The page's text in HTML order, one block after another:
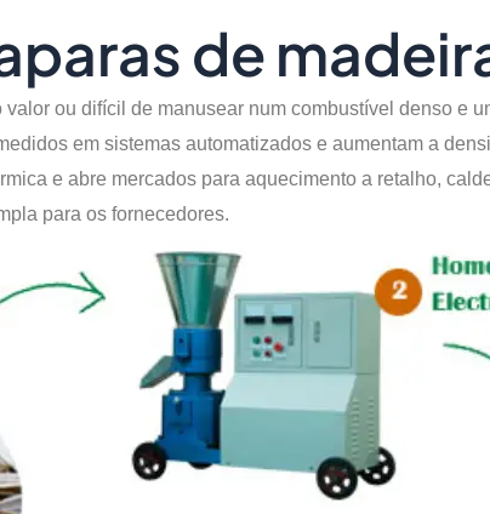
de
ou difícil de manusear num combustível denso e
em sistemas automatizados e aumentam a
e abre mercados para aquecimento a retalho,
para os fornecedores.